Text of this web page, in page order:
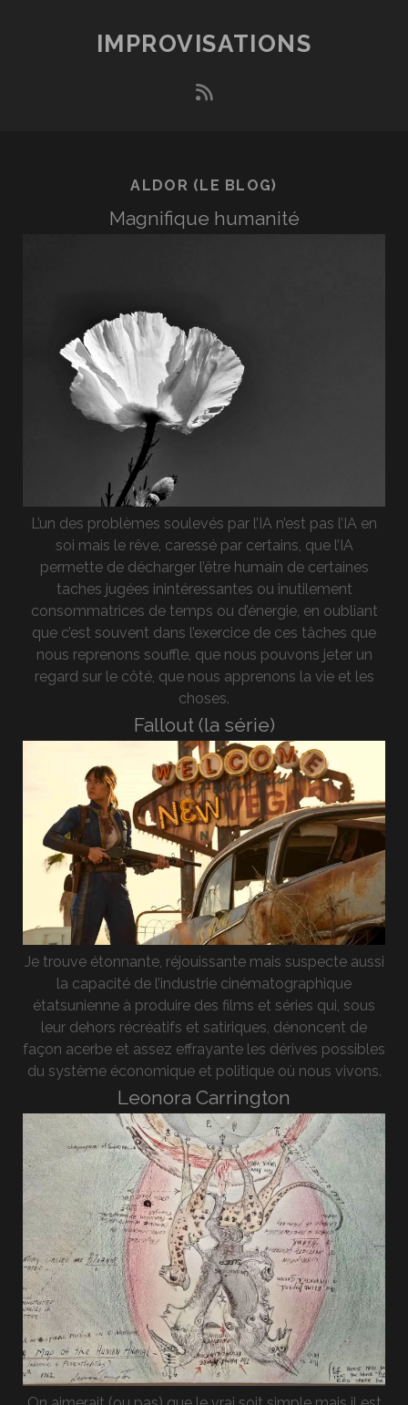
IMPROVISATIONS
rss
ALDOR (LE BLOG)
Magnifique humanité
L’un des problèmes soulevés par l’IA n’est pas l’IA en
soi mais le rêve, caressé par certains, que l’IA
permette de décharger l’être humain de certaines
taches jugées inintéressantes ou inutilement
consommatrices de temps ou d’énergie, en oubliant
que c’est souvent dans l’exercice de ces tâches que
nous reprenons souffle, que nous pouvons jeter un
regard sur le côté, que nous apprenons la vie et les
choses.
Fallout (la série)
Je trouve étonnante, réjouissante mais suspecte aussi
la capacité de l’industrie cinématographique
étatsunienne à produire des films et séries qui, sous
leur dehors récréatifs et satiriques, dénoncent de
façon acerbe et assez effrayante les dérives possibles
du système économique et politique où nous vivons.
Leonora Carrington